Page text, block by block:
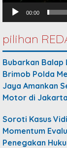
00:00
pilihan
Bubarkan Balap
Brimob Polda
Jaya Amankan
Motor di
Soroti Kasus
Momentum
Penegakan